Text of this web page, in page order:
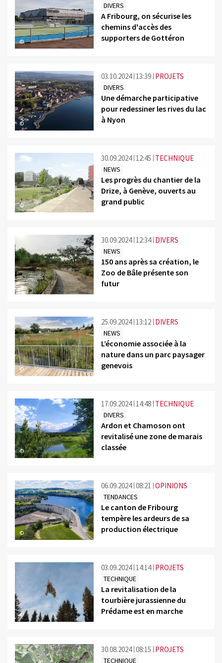
©
DIVERS
A Fribourg, on sécurise les
chemins d'accès des
supporters de Gottéron
©
03.10.2024 13:39 PROJETS
DIVERS
Une démarche participative
pour redessiner les rives du lac
à Nyon
©
30.09.2024 12:45 TECHNIQUE
NEWS
Les progrès du chantier de la
Drize, à Genève, ouverts au
grand public
©
30.09.2024 12:34 DIVERS
NEWS
150 ans après sa création, le
Zoo de Bâle présente son
futur
©
25.09.2024 13:12 DIVERS
NEWS
L’économie associée à la
nature dans un parc paysager
genevois
©
17.09.2024 14:48 TECHNIQUE
DIVERS
Ardon et Chamoson ont
revitalisé une zone de marais
classée
©
06.09.2024 08:21 OPINIONS
TENDANCES
Le canton de Fribourg
tempère les ardeurs de sa
production électrique
©
03.09.2024 14:14 PROJETS
TECHNIQUE
La revitalisation de la
tourbière jurassienne du
Prédame est en marche
30.08.2024 08:15 PROJETS
TECHNIQUE